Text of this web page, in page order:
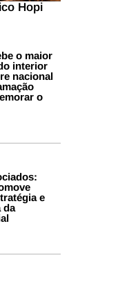
Hopi
o maior
interior
nacional
o
e
da